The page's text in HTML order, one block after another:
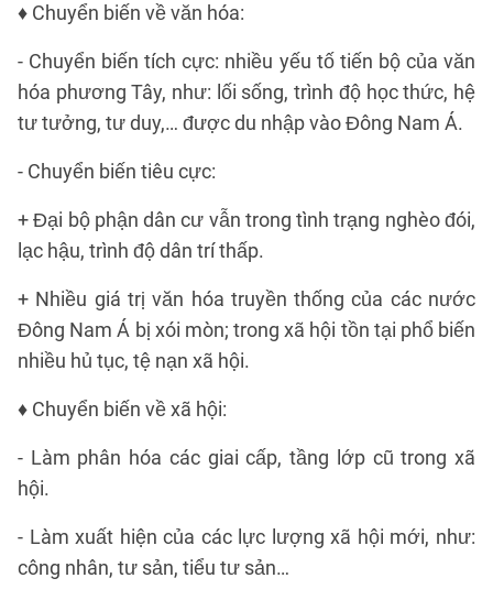
♦ Chuyển biến về văn hóa:
- Chuyển biến tích cực: nhiều yếu tố tiến bộ của văn
hóa phương Tây, như: lối sống, trình độ học thức, hệ
tư tưởng, tư duy,… được du nhập vào Đông Nam Á.
- Chuyển biến tiêu cực:
+ Đại bộ phận dân cư vẫn trong tình trạng nghèo đói,
lạc hậu, trình độ dân trí thấp.
+ Nhiều giá trị văn hóa truyền thống của các nước
Đông Nam Á bị xói mòn; trong xã hội tồn tại phổ biến
nhiều hủ tục, tệ nạn xã hội.
♦ Chuyển biến về xã hội:
- Làm phân hóa các giai cấp, tầng lớp cũ trong xã
hội.
- Làm xuất hiện của các lực lượng xã hội mới, như:
công nhân, tư sản, tiểu tư sản…